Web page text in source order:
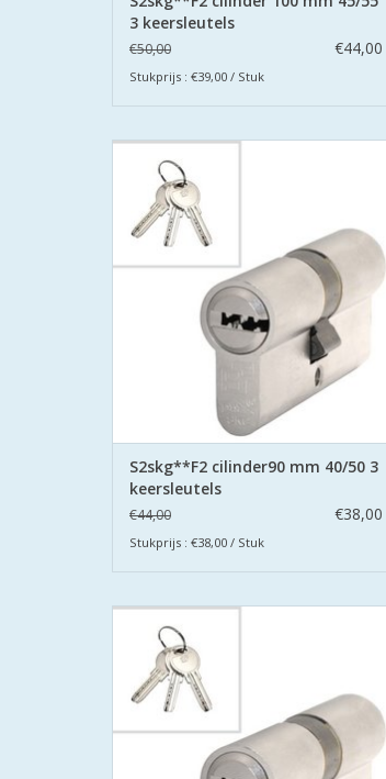
3 keersleutels
€50,00 €44,00
Stukprijs : €39,00 / Stuk
gecertificeerd volgens Politie Keurmerk
De cilinders zijn uitgevoerd met
boorbeveiliging aan beide zijden.
TOEVOEGEN AAN WINKELWAGEN
S2skg**F2 cilinder90 mm 40/50 3
keersleutels
€44,00 €38,00
Stukprijs : €38,00 / Stuk
gecertificeerd volgens Politie Keurmerk
De cilinders zijn uitgevoerd met
boorbeveiliging aan beide zijden.
TOEVOEGEN AAN WINKELWAGEN